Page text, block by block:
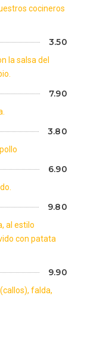
cocineros
3.50
la salsa del
7.90
3.80
6.90
9.80
al estilo
con patata
9.90
falda,